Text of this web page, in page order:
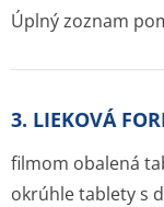
Úplný zoznam
3. LIEKOVÁ
filmom obalená
okrúhle tablety s